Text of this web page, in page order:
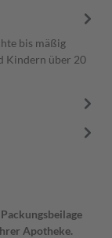
bis mäßig
Kindern über 20
Apotheke.